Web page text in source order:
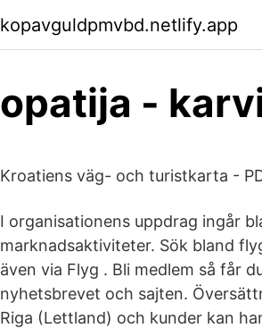
kopavguldpmvbd.netlify.app
opatija -
Kroatiens väg- och turistkarta -
I organisationens uppdrag ingår
marknadsaktiviteter. Sök bland
även via Flyg . Bli medlem så får
nyhetsbrevet och sajten.
Riga (Lettland) och kunder kan